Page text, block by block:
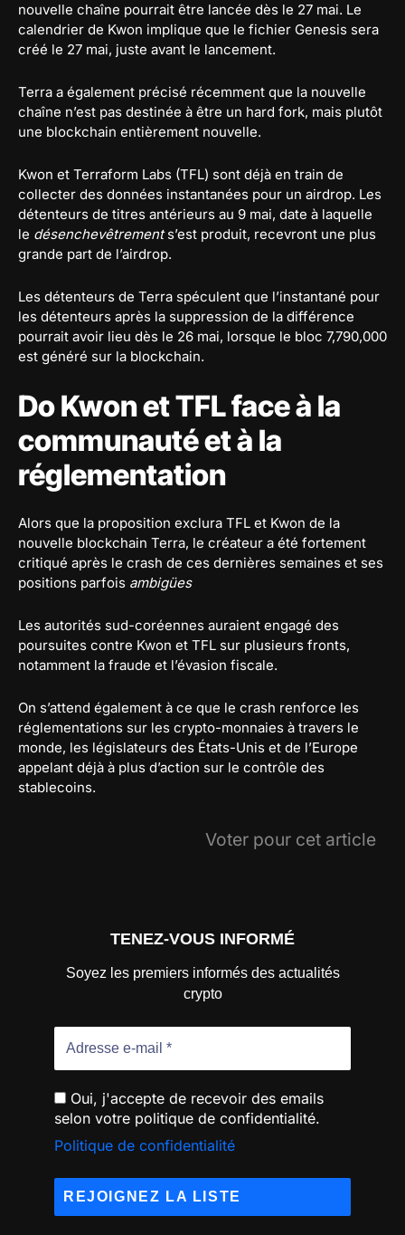
nouvelle chaîne pourrait être lancée dès le 27 mai. Le
calendrier de Kwon implique que le fichier Genesis sera
créé le 27 mai, juste avant le lancement.
Terra a également précisé récemment que la nouvelle
chaîne n’est pas destinée à être un hard fork, mais plutôt
une blockchain entièrement nouvelle.
Kwon et Terraform Labs (TFL) sont déjà en train de
collecter des données instantanées pour un airdrop. Les
détenteurs de titres antérieurs au 9 mai, date à laquelle
le désenchevêtrements’est produit, recevront une plus
grande part de l’airdrop.
Les détenteurs de Terra spéculent que l’instantané pour
les détenteurs après la suppression de la différence
pourrait avoir lieu dès le 26 mai, lorsque le bloc 7,790,000
est généré sur la blockchain.
Do Kwon et TFL face à la
communauté et à la
réglementation
Alors que la proposition exclura TFL et Kwon de la
nouvelle blockchain Terra, le créateur a été fortement
critiqué après le crash de ces dernières semaines et ses
positions parfois ambigües
Les autorités sud-coréennes auraient engagé des
poursuites contre Kwon et TFL sur plusieurs fronts,
notamment la fraude et l’évasion fiscale.
On s’attend également à ce que le crash renforce les
réglementations sur les crypto-monnaies à travers le
monde, les législateurs des États-Unis et de l’Europe
appelant déjà à plus d’action sur le contrôle des
stablecoins.
Voter pour cet article
TENEZ-VOUS INFORMÉ
Soyez les premiers informés des actualités
crypto
Oui, j'accepte de recevoir des emails
selon votre politique de confidentialité.
Politique de confidentialité